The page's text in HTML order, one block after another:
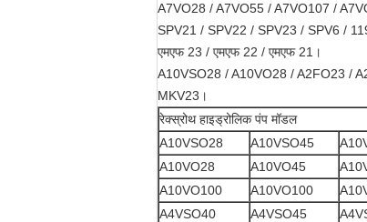
A7VO28 / A7VO55 / A7VO107 /
SPV21 / SPV22 / SPV23 / SPV6 /
एमएफ 23 / एमएफ 22 / एमएफ 21।
A10VSO28 / A10VO28 / A2FO23 /
MKV23।
रेक्स्रोथ हाइड्रोलिक पंप मॉडल
A10VSO28
A10VSO45
A10VO28
A10VO45
A10VO100
A10VO100
A4VSO40
A4VSO45